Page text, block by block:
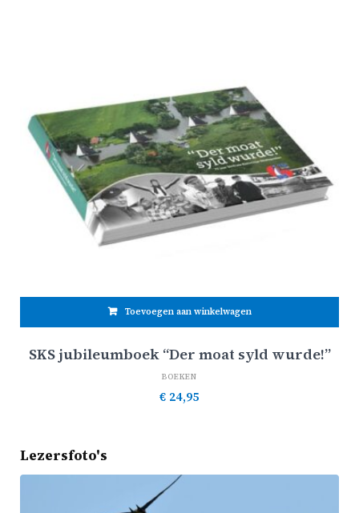
Toevoegen aan winkelwagen
SKS jubileumboek “Der moat syld wurde!”
BOEKEN
€ 24,95
Lezersfoto's